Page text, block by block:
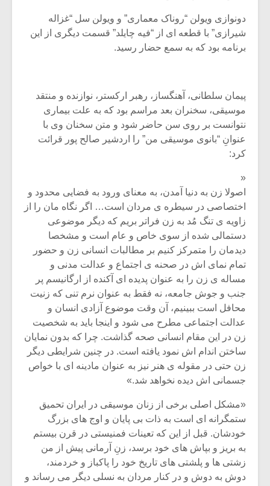
دونوازی ویولن “روناک معماری” و ویولن سل “غزاله
شیرازی” با قطعه ای از “فیه چایلد” قسمت دیگری از این
برنامه بود که به سمع حضار رسید.
پیمان سلطانی، آهنگساز، رهبر ارکستر، نوازنده و منتقد
موسیقی، سخنران بعد مراسم بود که به علت بیماری
نتوانست بر روی سن حاضر شود و متن سخنان وی با
عنوانِ “بانوی موسیقی من” را اردشیر صالح پور قرائت
کرد:
«
اصولا زن به دنیا آمدن، به معنای ورود به فضایی محدود و
اختصاصی در سیطره ی مردان است… اگر نگاه مان را از
زاویه ی تنگ مُد به زن فراتر بریم که دیگر موضوعی
دستمالی شده از سوی خاص و عام است و مشخصا
دیدمان را متمرکز کنیم بر مطالبات انسانی زن و حضور
تمام نمای اش در صحنه ی اجتماع و عدالت مدنی و
مساله ی زن را به عنوان پدیده ای آکنده از ارگانیسم پر
جنب و جوش جامعه، نه فقط به عنوان نرم تنی که زنیت
محافل است ببینیم، آن وقت موضوع آزادی انسان و
عدالت اجتماعی مطرح می شود و اینجا باید به شخصیت
زن در این مقام انسانی صحه گذاشت. چرا که بدون نمایان
ساختن اندام اش نمود یافته است. در چنین شرایطی دیگر
زن حتی در مقوله ی هنر نیز به عنوان مادینه ای با خواص
جسمانی اش دیده نخواهد شد.»
«مشکل اصلی برخی از زنان موسیقی در ایران تحمیق
ستمگرانه ای است به ذات بی پایان و اوج های بزرگ
خودشان. قبل از این که تعینات فمنیستی در قرن بیستم
به بریز و بپاش های خود برسد، زنِ آرمانی پیش از من
زشتی ها و پلشتی های تاریخ خود را پاکباز و خردمند،
دوش به دوش و در کنار مردان به نسلی دیگر می رساند و